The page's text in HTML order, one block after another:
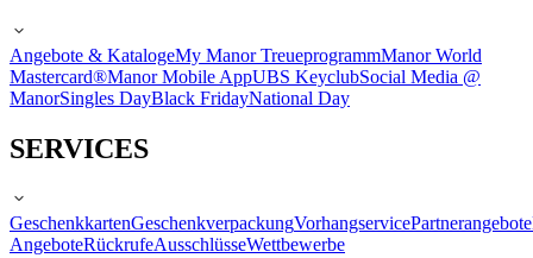
Angebote & KatalogeMy Manor TreueprogrammManor World
Mastercard®Manor Mobile AppUBS KeyclubSocial Media @
ManorSingles DayBlack FridayNational Day
SERVICES
GeschenkkartenGeschenkverpackungVorhangservicePartnerangebote
AngeboteRückrufeAusschlüsseWettbewerbe